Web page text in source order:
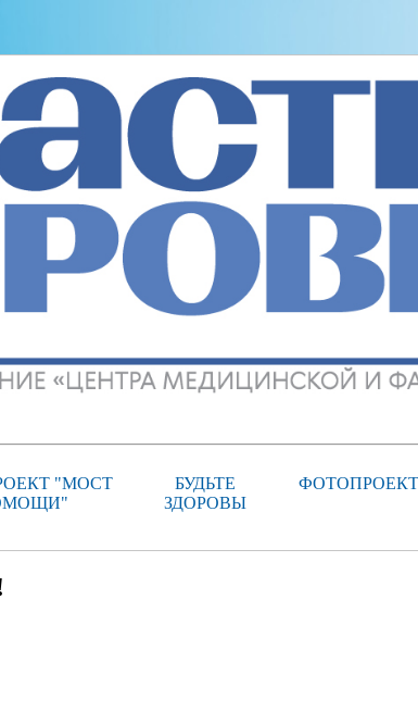
"МОСТ
БУДЬТЕ
ЗДОРОВЫ